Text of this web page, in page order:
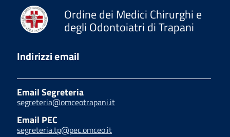
Ordine dei Medici Chirurghi e
degli Odontoiatri di Trapani
Indirizzi email
Email Segreteria
segreteria@omceotrapani.it
Email PEC
segreteria.tp@pec.omceo.it